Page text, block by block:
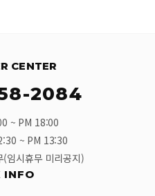
CENTER
2084
~ PM 18:00
~ PM 13:30
임시휴무 미리공지)
INFO